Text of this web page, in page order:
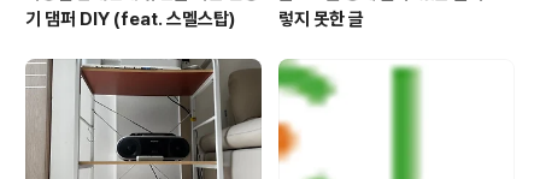
기 댐퍼 DIY (feat. 스멜스탑)
렇지 못한 글